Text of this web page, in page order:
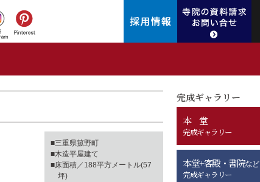
■三重県菰野町
■木造平屋建て
■床面積／188平方メートル(57
坪)
完成ギャラリー
本 堂
完成ギャラリー
本堂+客殿・書院など
完成ギャラリー